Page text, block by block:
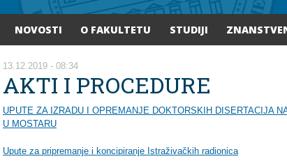
NOVOSTI O FAKULTETU STUDIJI
Vi ste ovdje
13.12.2019 - 08:34
AKTI I PROCEDURE
UPUTE ZA IZRADU I OPREMANJE DOKTORSKIH DISERTACIJA
U MOSTARU
Upute za pripremanje i koncipiranje Istraživačkih radionica